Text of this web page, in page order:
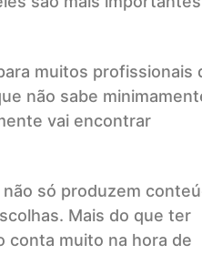
muitos profissionais
não sabe
vai encontrar
só produzem
Mais do que ter
conta muito na hora de